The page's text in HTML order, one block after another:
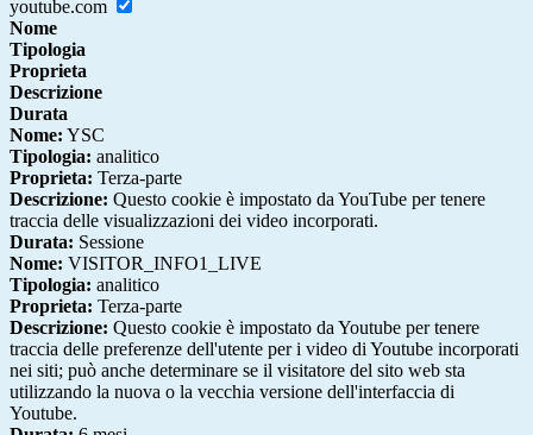
youtube.com
Nome
Tipologia
Proprieta
Descrizione
Durata
Nome: YSC
Tipologia: analitico
Proprieta: Terza-parte
Descrizione: Questo cookie è impostato da YouTube per tenere
traccia delle visualizzazioni dei video incorporati.
Durata: Sessione
Nome: VISITOR_INFO1_LIVE
Tipologia: analitico
Proprieta: Terza-parte
Descrizione: Questo cookie è impostato da Youtube per tenere
traccia delle preferenze dell'utente per i video di Youtube incorporati
nei siti; può anche determinare se il visitatore del sito web sta
utilizzando la nuova o la vecchia versione dell'interfaccia di
Youtube.